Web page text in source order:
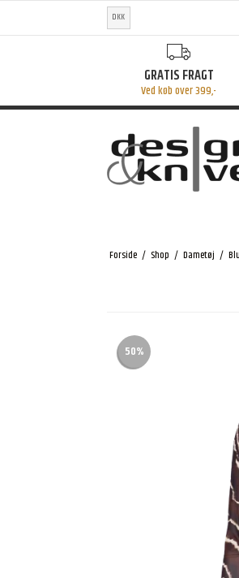
DKK
GRATIS FRAGT
Ved køb over 399,-
Forside / Shop / Dametøj /
50%